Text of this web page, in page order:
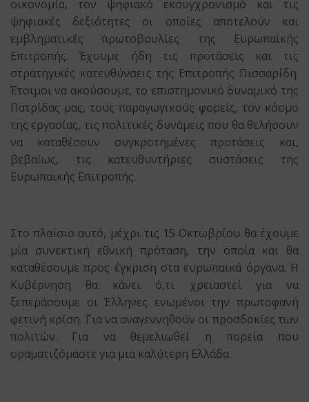
οικονομία, τον ψηφιακό εκσυγχρονισμό και τις
ψηφιακές δεξιότητες οι οποίες αποτελούν και
εμβληματικές πρωτοβουλίες της Ευρωπαϊκής
Επιτροπής. Έχουμε ήδη τις προτάσεις και τις
στρατηγικές κατευθύνσεις της Επιτροπής Πισσαρίδη.
Έτοιμοι να ακούσουμε, το επιστημονικό δυναμικό της
Πατρίδας μας, τους παραγωγικούς φορείς, τον κόσμο
της εργασίας, τις πολιτικές δυνάμεις που θα θελήσουν
να καταθέσουν συγκροτημένες προτάσεις και,
βεβαίως, τις κατευθυντήριες συστάσεις της
Ευρωπαϊκής Επιτροπής.
Στο πλαίσιο αυτό, μέχρι τις 15 Οκτωβρίου θα έχουμε
μία συνεκτική εθνική πρόταση, την οποία και θα
καταθέσουμε προς έγκριση στα ευρωπαϊκά όργανα. Η
Κυβέρνηση θα κάνει ό,τι χρειαστεί για να
ξεπεράσουμε οι Έλληνες ενωμένοι την πρωτοφανή
φετινή κρίση. Για να αναγεννηθούν οι προσδοκίες των
πολιτών. Για να θεμελιωθεί η πορεία που
οραματιζόμαστε για μια καλύτερη Ελλάδα.